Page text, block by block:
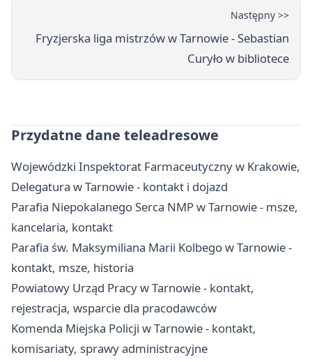
Następny >>
Fryzjerska liga mistrzów w Tarnowie - Sebastian
Curyło w bibliotece
Przydatne dane teleadresowe
Wojewódzki Inspektorat Farmaceutyczny w Krakowie,
Delegatura w Tarnowie - kontakt i dojazd
Parafia Niepokalanego Serca NMP w Tarnowie - msze,
kancelaria, kontakt
Parafia św. Maksymiliana Marii Kolbego w Tarnowie -
kontakt, msze, historia
Powiatowy Urząd Pracy w Tarnowie - kontakt,
rejestracja, wsparcie dla pracodawców
Komenda Miejska Policji w Tarnowie - kontakt,
komisariaty, sprawy administracyjne